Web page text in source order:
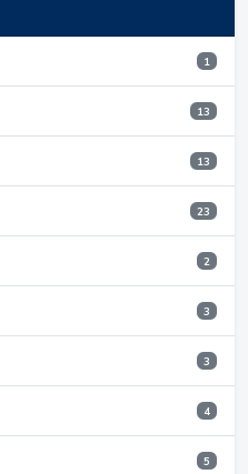
1
13
13
23
2
3
3
4
5